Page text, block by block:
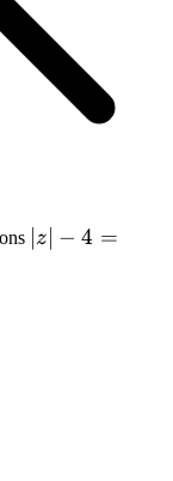
\left| z
z − 4 =